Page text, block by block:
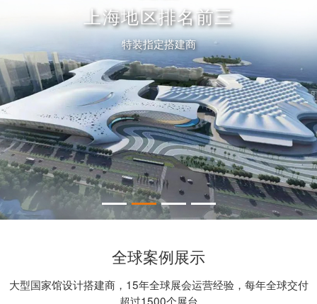
约盾倾力打造高端展台
全程运营ASPARK上海车展品牌营销 宣传 设计 搭
建
上海地区排名前三
特装指定搭建商
展览展台设计、搭建、策划一站式服务
助力品牌营销 知名品牌长期合作伙伴
全球案例展示
大型国家馆设计搭建商，15年全球展会运营经验，每年全球交付
超过1500个展台